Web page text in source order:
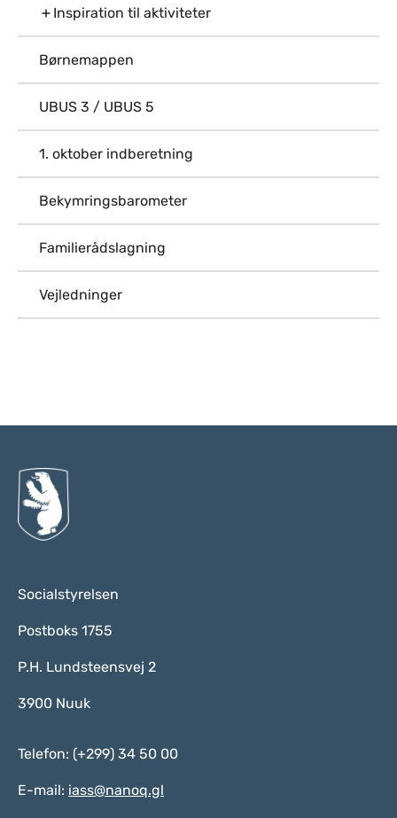
Inspiration til aktiviteter
Børnemappen
UBUS 3 / UBUS 5
1. oktober indberetning
Bekymringsbarometer
Familierådslagning
Vejledninger
Socialstyrelsen
Postboks 1755
P.H. Lundsteensvej 2
3900 Nuuk
Telefon: (+299) 34 50 00
E-mail: iass@nanoq.gl